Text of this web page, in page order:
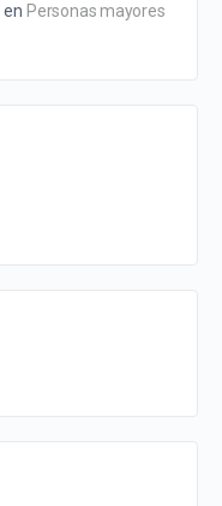
en Personas mayores